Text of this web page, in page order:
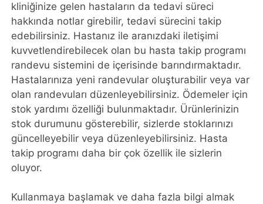
kliniğinize gelen hastaların da tedavi süreci
hakkında notlar girebilir, tedavi sürecini takip
edebilirsiniz. Hastanız ile aranızdaki iletişimi
kuvvetlendirebilecek olan bu hasta takip programı
randevu sistemini de içerisinde barındırmaktadır.
Hastalarınıza yeni randevular oluşturabilir veya var
olan randevuları düzenleyebilirsiniz. Ödemeler için
stok yardımı özelliği bulunmaktadır. Ürünlerinizin
stok durumunu gösterebilir, sizlerde stoklarınızı
güncelleyebilir veya düzenleyebilirsiniz. Hasta
takip programı daha bir çok özellik ile sizlerin
oluyor.
Kullanmaya başlamak ve daha fazla bilgi almak